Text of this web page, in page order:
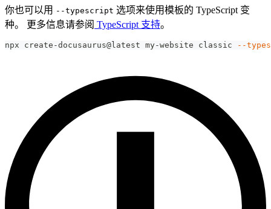
你也可以用 --typescript 选项来使用模板的 TypeScript 变
种。 更多信息请参阅 TypeScript 支持。
npx create-docusaurus@latest my-website classic --